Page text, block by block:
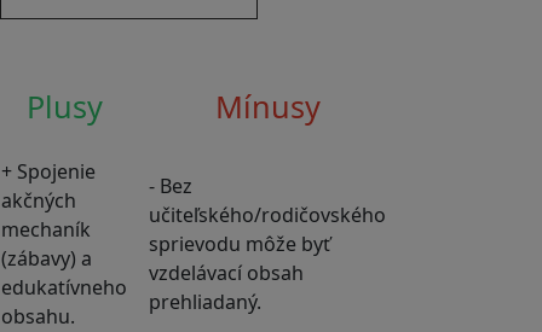
Plusy Mínusy
+ Spojenie
akčných
mechaník
(zábavy) a
edukatívneho
obsahu.
- Bez
učiteľského/rodičovského
sprievodu môže byť
vzdelávací obsah
prehliadaný.